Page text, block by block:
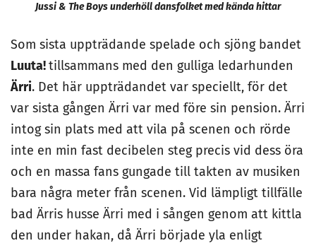
Jussi & The Boys underhöll dansfolket med kända hittar
Som sista uppträdande spelade och sjöng bandet
Luuta!tillsammans med den gulliga ledarhunden
Ärri. Det här uppträdandet var speciellt, för det
var sista gången Ärri var med före sin pension. Ärri
intog sin plats med att vila på scenen och rörde
inte en min fast decibelen steg precis vid dess öra
och en massa fans gungade till takten av musiken
bara några meter från scenen. Vid lämpligt tillfälle
bad Ärris husse Ärri med i sången genom att kittla
den under hakan, då Ärri började yla enligt